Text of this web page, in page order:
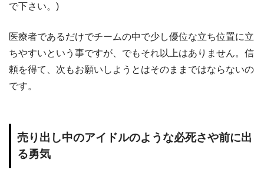
で下さい。)
医療者であるだけでチームの中で少し優位な立ち位置に立
ちやすいという事ですが、でもそれ以上はありません。信
頼を得て、次もお願いしようとはそのままではならないの
です。
売り出し中のアイドルのような必死さや前に出
る勇気